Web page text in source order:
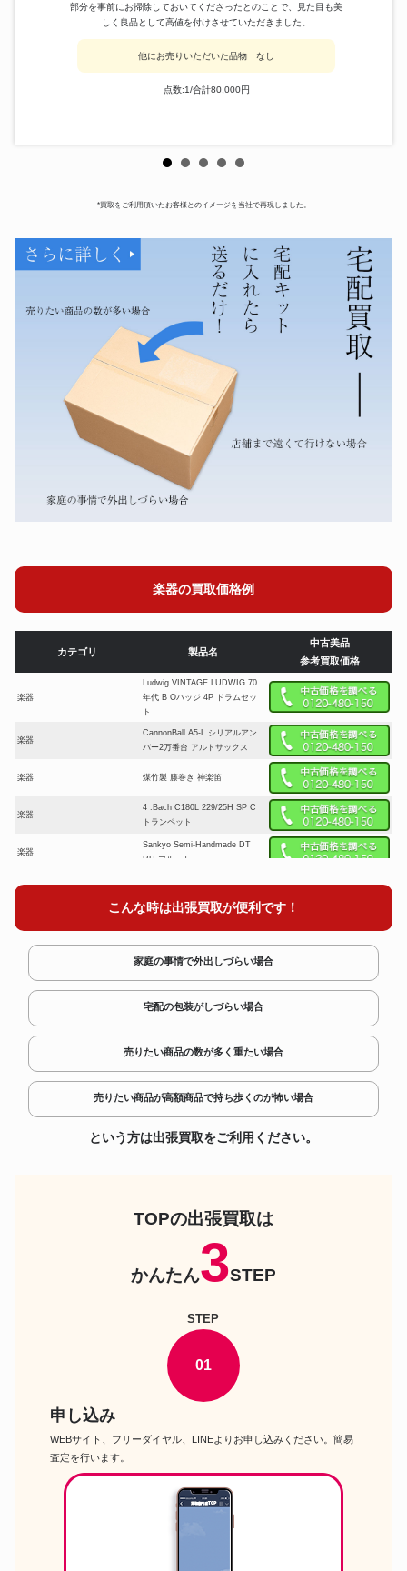
部分を事前にお掃除しておいてくださったとのことで、見た目も美
しく良品として高値を付けさせていただきました。
他にお売りいただいた品物 なし
点数:1/合計80,000円
*買取をご利用頂いたお客様とのイメージを当社で再現しました。
楽器の買取価格例
カテゴリ 製品名
中古美品
参考買取価格
楽器
Ludwig VINTAGE LUDWIG 70
年代 B Oバッジ 4P ドラムセッ
ト
楽器
CannonBall A5-L シリアルアン
バー2万番台 アルトサックス
楽器 煤竹製 籐巻き 神楽笛
楽器
4 .Bach C180L 229/25H SP C
トランペット
楽器
Sankyo Semi-Handmade DT
RH フルート
楽器
ESP SUGIZO First Original
Antonius Stradivarius 3/4バイオ
ナーサックス
楽器
Dave Guardala アルトサックス
用マウスピース
Wenzel Meinl 105CL フルダブ
ルホルン
SUZUKAWA GUITARS OMc-
03br German Spruce Jacaranda
K&M 150/1 ファゴットスタンド
Getzen 3047AFY テナーバスト
ロンボーン
Kolya Panhuyzen クラシックギ
ーン
こんな時は出張買取が便利です！
家庭の事情で外出しづらい場合
宅配の包装がしづらい場合
売りたい商品の数が多く重たい場合
売りたい商品が高額商品で持ち歩くのが怖い場合
という方は出張買取をご利用ください。
TOPの出張買取は
かんたん3STEP
STEP
01
申し込み
WEBサイト、フリーダイヤル、LINEよりお申し込みください。簡易
査定を行います。